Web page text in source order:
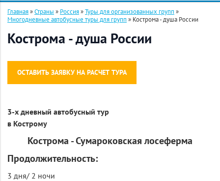
Главная»Страны » Россия»Туры для организованных групп »
Многодневные автобусные туры для групп » Кострома - душа России
Кострома - душа России
ОСТАВИТЬ ЗАЯВКУ НА РАСЧЕТ ТУРА
3-х дневный автобусный тур
в Кострому
Кострома - Сумароковская лосеферма
Продолжительность:
3 дня/ 2 ночи